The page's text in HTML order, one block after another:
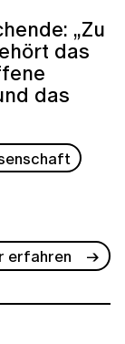
„Zu
das
das
erfahren